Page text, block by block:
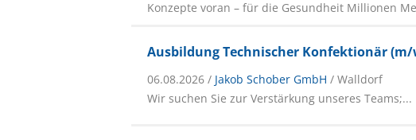
Konzepte voran – für die Gesundheit Millionen
Ausbildung Technischer Konfektionär
06.08.2026 / Jakob Schober GmbH / Walldorf
Wir suchen Sie zur Verstärkung unseres Teams;...